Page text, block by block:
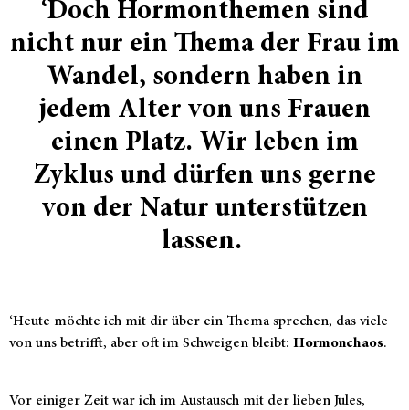
‘Doch Hormonthemen sind
nicht nur ein Thema der Frau im
Wandel, sondern haben in
jedem Alter von uns Frauen
einen Platz. Wir leben im
Zyklus und dürfen uns gerne
von der Natur unterstützen
lassen.
‘Heute möchte ich mit dir über ein Thema sprechen, das viele
von uns betrifft, aber oft im Schweigen bleibt: Hormonchaos.
Vor einiger Zeit war ich im Austausch mit der lieben Jules,